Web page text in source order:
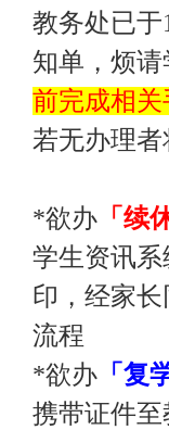
教务处已于
知单，烦请
前完成相关
若无办理
*欲办 「续
学生资讯
印，经家
流程
*欲办 「复
携带证件